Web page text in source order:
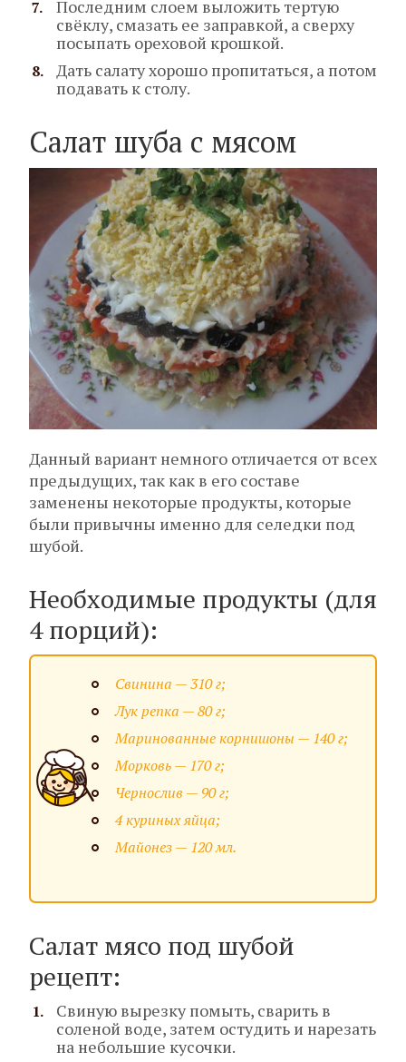
Последним слоем выложить тертую
свёклу, смазать ее заправкой, а сверху
посыпать ореховой крошкой.
Дать салату хорошо пропитаться, а потом
подавать к столу.
Салат шуба с мясом
Данный вариант немного отличается от всех
предыдущих, так как в его составе
заменены некоторые продукты, которые
были привычны именно для селедки под
шубой.
Необходимые продукты (для
4 порций):
Свинина — 310 г;
Лук репка — 80 г;
Маринованные корнишоны — 140 г;
Морковь — 170 г;
Чернослив — 90 г;
4 куриных яйца;
Майонез — 120 мл.
Салат мясо под шубой
рецепт:
Свиную вырезку помыть, сварить в
соленой воде, затем остудить и нарезать
на небольшие кусочки.